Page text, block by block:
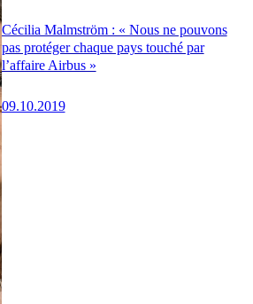
Cécilia Malmström : « Nous ne pouvons
pas protéger chaque pays touché par
l’affaire Airbus »
09.10.2019